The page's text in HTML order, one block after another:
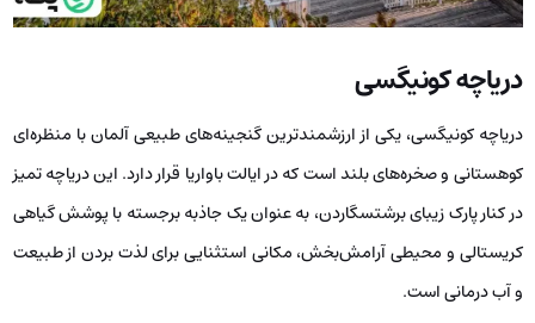
دریاچه کونیگسی
دریاچه کونیگسی، یکی از ارزشمندترین گنجینه‌های طبیعی آلمان با منظره‌ای
کوهستانی و صخره‌های بلند است که در ایالت باواریا قرار دارد. این دریاچه تمیز
در کنار پارک زیبای برشتسگاردن، به عنوان یک جاذبه برجسته با پوشش گیاهی
کریستالی و محیطی آرامش‌بخش، مکانی استثنایی برای لذت بردن از طبیعت
و آب درمانی است.